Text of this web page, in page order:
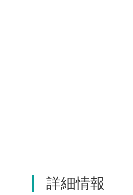
詳細情報